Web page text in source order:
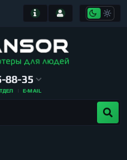
88-35
E-MAIL